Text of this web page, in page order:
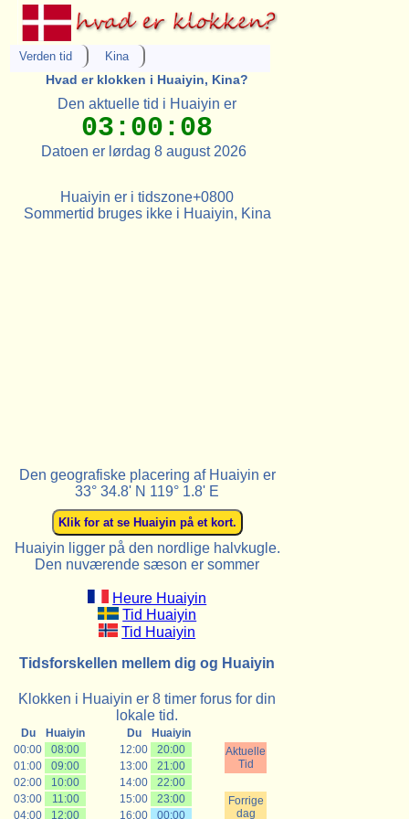
Verden tid Kina
Hvad er klokken i Huaiyin, Kina?
Den aktuelle tid i Huaiyin er
03:00:08
Datoen er lørdag 8 august 2026
Huaiyin er i tidszone+0800
Sommertid bruges ikke i Huaiyin, Kina
Den geografiske placering af Huaiyin er
33° 34.8' N 119° 1.8' E
Huaiyin ligger på den nordlige halvkugle.
Den nuværende sæson er sommer
Heure Huaiyin
Tid Huaiyin
Tid Huaiyin
Tidsforskellen mellem dig og Huaiyin
Klokken i Huaiyin er 8 timer forus for din
lokale tid.
Du Huaiyin Du
Huaiyin
00:00
08:00 12:00 20:00
Aktuelle
Tid
01:00 09:00 13:00
21:00
02:00
10:00 14:00
22:00
03:00
11:00 15:00 23:00
Forrige
dag
04:00 12:00 16:00 00:00